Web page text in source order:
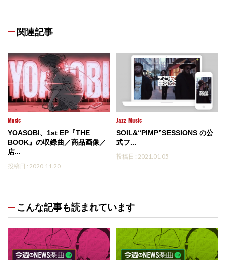
関連記事
Music
YOASOBI、1st EP『THE
BOOK』の収録曲／商品画像／
店...
投稿日 : 2020.11.20
Jazz Music
SOIL&“PIMP”SESSIONS の公
式フ...
投稿日 : 2021.01.05
こんな記事も読まれています